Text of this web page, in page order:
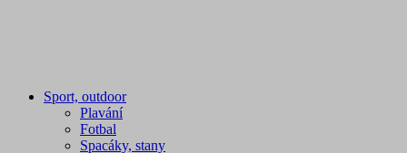
Sport, outdoor
Plavání
Fotbal
Spacáky, stany